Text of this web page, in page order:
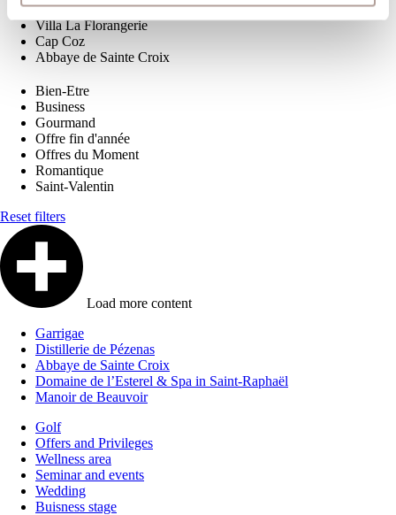
Contact us
Villa La Florangerie
Cap Coz
Abbaye de Sainte Croix
Bien-Etre
Business
Gourmand
Offre fin d'année
Offres du Moment
Romantique
Saint-Valentin
Reset filters
Load more content
Garrigae
Distillerie de Pézenas
Abbaye de Sainte Croix
Domaine de l’Esterel & Spa in Saint-Raphaël
Manoir de Beauvoir
Golf
Offers and Privileges
Wellness area
Seminar and events
Wedding
Buisness stage